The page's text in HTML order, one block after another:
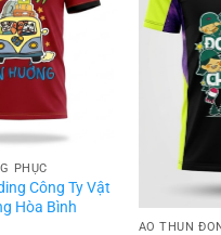
PHỤC
Công Ty Vật
Hòa Bình
ÁO THUN